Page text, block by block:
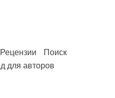
Рецензии
Поиск
для авторов